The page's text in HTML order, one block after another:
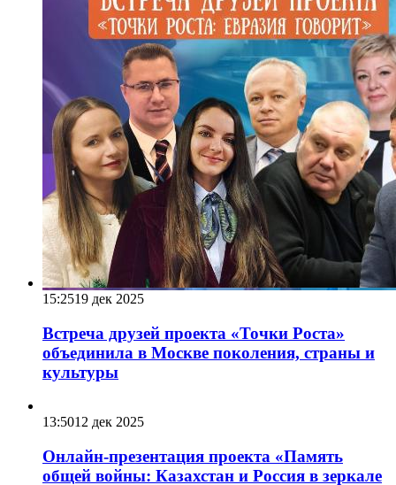
15:2519 дек 2025
Встреча друзей проекта «Точки Роста»
объединила в Москве поколения, страны и
культуры
13:5012 дек 2025
Онлайн-презентация проекта «Память
общей войны: Казахстан и Россия в зеркале